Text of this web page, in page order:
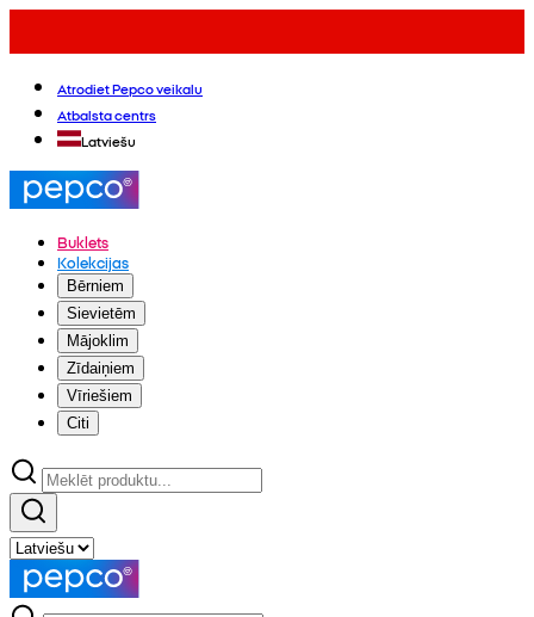
Atrodiet Pepco veikalu
Atbalsta centrs
Latviešu
Buklets
Kolekcijas
Bērniem
Sievietēm
Mājoklim
Zīdaiņiem
Vīriešiem
Citi